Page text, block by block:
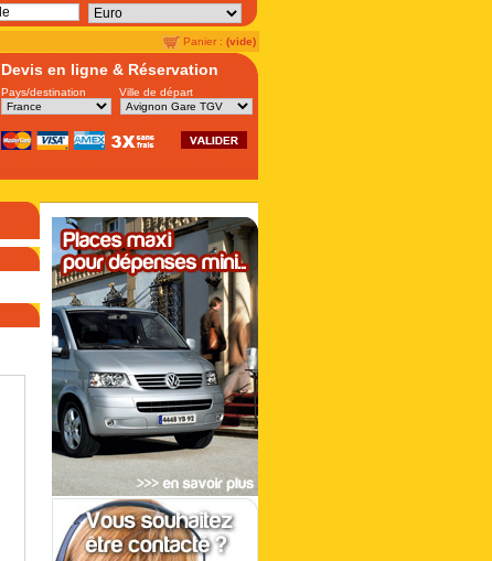
Panier : (vide)
Devis en ligne & Réservation
Pays/destination Ville de départ